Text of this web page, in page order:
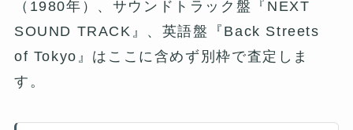
（1980年）、サウンドトラック盤『NEXT
SOUND TRACK』、英語盤『Back Streets
of Tokyo』はここに含めず別枠で査定しま
す。